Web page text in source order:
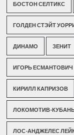
БОСТОН СЕЛТИКС
ГОЛДЕН СТЭЙТ
ДИНАМО ЗЕНИТ
ИГОРЬ ЕСМАНТОВИЧ
КИРИЛЛ КАПРИЗОВ
ЛОКОМОТИВ-
ЛОС-АНДЖЕЛЕС